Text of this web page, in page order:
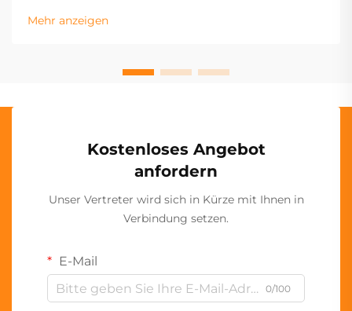
Mehr anzeigen
Kostenloses Angebot
anfordern
Unser Vertreter wird sich in Kürze mit Ihnen in
Verbindung setzen.
E-Mail
0/100